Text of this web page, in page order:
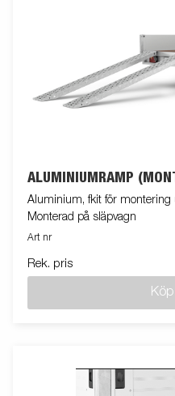
ALUMINIUMRAMP
Aluminium, fkit för
Monterad på släpvagn
Art nr
Rek. pris
Köp